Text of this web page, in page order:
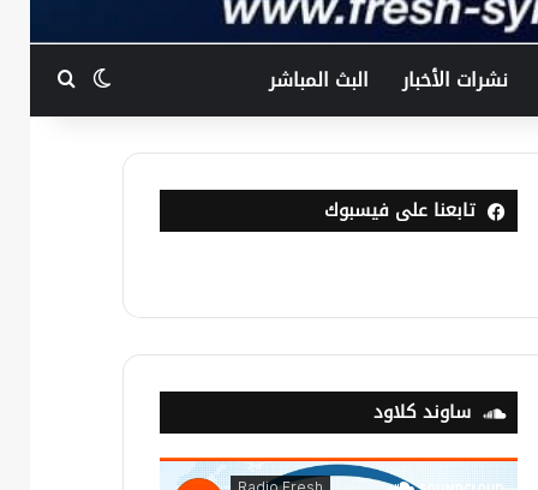
نشرات الأخبار البث المباشر الوضعبحث
تابعنا على فيسبوك
ساوند كلاود